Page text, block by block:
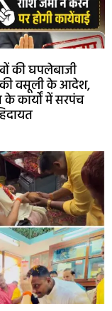
की घपलेबाजी
की वसूली के आदेश,
के कार्यों में सरपंच